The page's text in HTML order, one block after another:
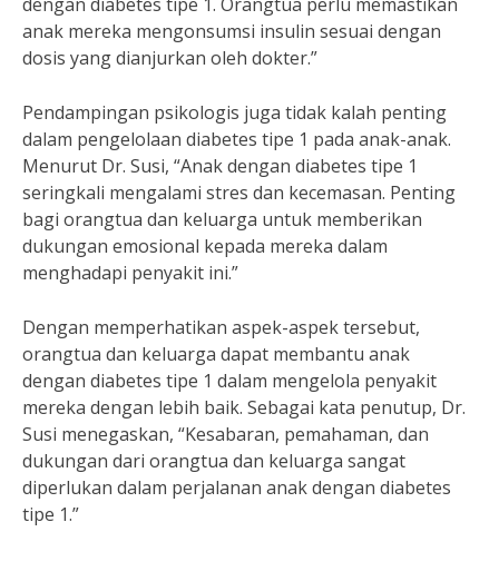
anak mereka mengonsumsi insulin sesuai dengan
dosis yang dianjurkan oleh dokter.”
Pendampingan psikologis juga tidak kalah penting
dalam pengelolaan diabetes tipe 1 pada anak-anak.
Menurut Dr. Susi, “Anak dengan diabetes tipe 1
seringkali mengalami stres dan kecemasan. Penting
bagi orangtua dan keluarga untuk memberikan
dukungan emosional kepada mereka dalam
menghadapi penyakit ini.”
Dengan memperhatikan aspek-aspek tersebut,
orangtua dan keluarga dapat membantu anak
dengan diabetes tipe 1 dalam mengelola penyakit
mereka dengan lebih baik. Sebagai kata penutup, Dr.
Susi menegaskan, “Kesabaran, pemahaman, dan
dukungan dari orangtua dan keluarga sangat
diperlukan dalam perjalanan anak dengan diabetes
tipe 1.”